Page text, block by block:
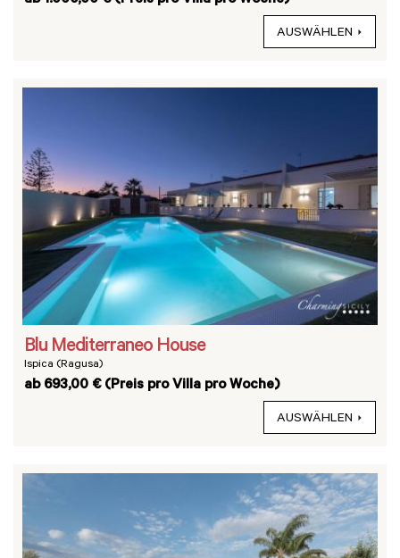
AUSWÄHLEN
Blu Mediterraneo House
Ispica (Ragusa)
ab 693,00 € (Preis pro Villa pro Woche)
AUSWÄHLEN